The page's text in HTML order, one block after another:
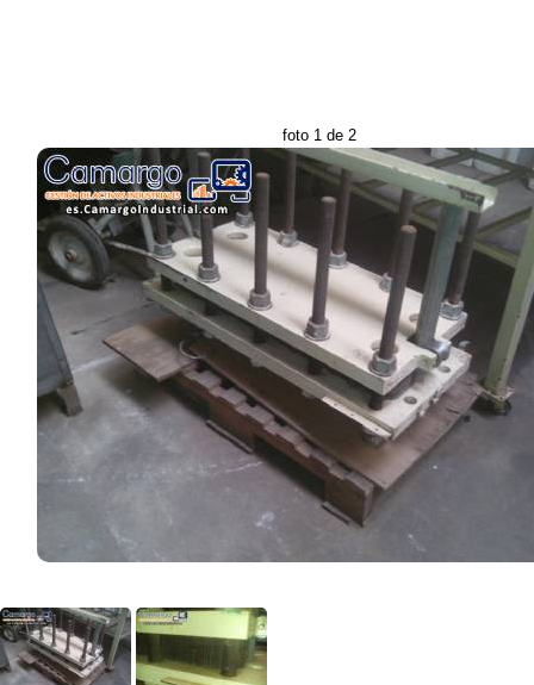
foto 1 de 2